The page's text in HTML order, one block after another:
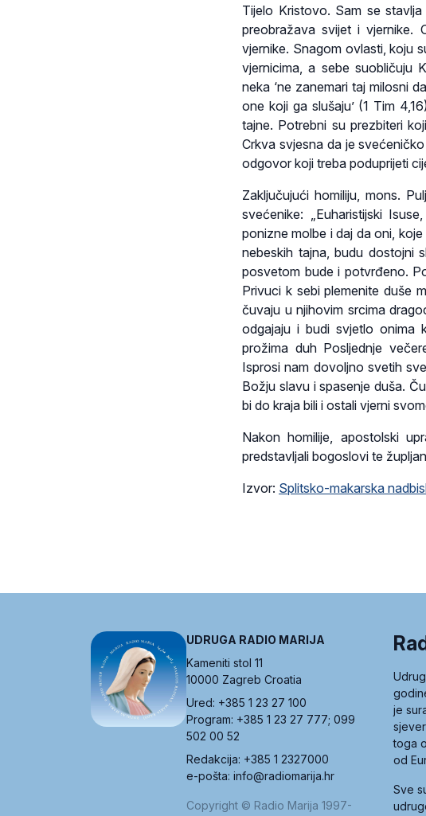
Tijelo Kristovo. Sam se
preobražava svijet i
vjernike. Snagom ovlasti, koju
vjernicima, a sebe suobličuju
neka ‘ne zanemari taj milosni
one koji ga slušaju’ (1 Tim
tajne. Potrebni su prezbiteri
Crkva svjesna da je
odgovor koji treba poduprijeti
Zaključujući homiliju, mons.
svećenike: „Euharistijski
ponizne molbe i daj da oni,
nebeskih tajna, budu dostojni
posvetom bude i potvrđeno.
Privuci k sebi plemenite duše
čuvaju u njihovim srcima
odgajaju i budi svjetlo onima
prožima duh Posljednje
Isprosi nam dovoljno svetih
Božju slavu i spasenje duša.
bi do kraja bili i ostali vjerni
Nakon homilije, apostolski
predstavljali bogoslovi te
Izvor: Splitsko-makarska
UDRUGA RADIO MARIJA
Kameniti stol 11
10000 Zagreb Croatia
Ured: +385 1 23 27 100
Program: +385 1 23 27 777; 099
502 00 52
Redakcija: +385 1 2327000
e-pošta: info@radiomarija.hr
Copyright © Radio Marija 1997-
je
toga
od
Sve